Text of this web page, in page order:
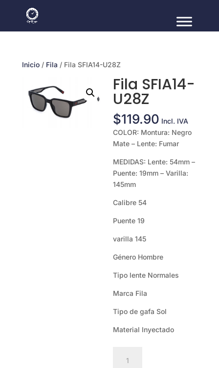
Inicio/ Fila / Fila SFIA14-U28Z
Fila SFIA14-
U28Z
$119.90 Incl. IVA
COLOR: Montura: Negro
Mate – Lente: Fumar
MEDIDAS: Lente: 54mm –
Puente: 19mm – Varilla:
145mm
Calibre 54
Puente 19
varilla 145
Género Hombre
Tipo lente Normales
Marca Fila
Tipo de gafa Sol
Material Inyectado
SFIA14-